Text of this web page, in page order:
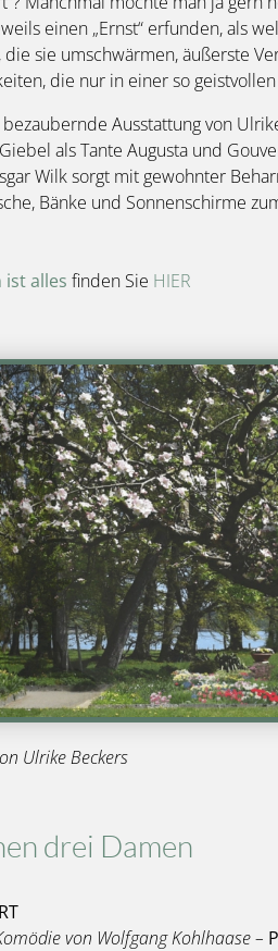
einen „Ernst“ erfunden, als
sie umschwärmen, äußerste
die nur in einer so
Ausstattung von
als Tante Augusta und
Wilk sorgt mit gewohnter
Bänke und Sonnenschirme
alles finden Sie HIER
Ulrike Beckers
drei Damen
von Wolfgang Kohlhaase –